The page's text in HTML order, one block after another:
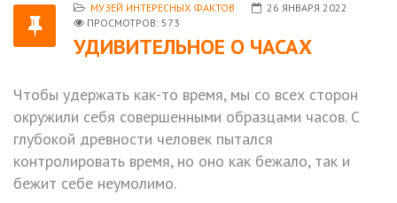
МУЗЕЙ ИНТЕРЕСНЫХ ФАКТОВ
26 ЯНВАРЯ 2022
ПРОСМОТРОВ: 573
УДИВИТЕЛЬНОЕ О ЧАСАХ
Чтобы удержать как-то время, мы со всех сторон
окружили себя совершенными образцами часов. С
глубокой древности человек пытался
контролировать время, но оно как бежало, так и
бежит себе неумолимо.